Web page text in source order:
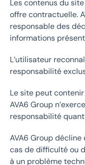
Les contenus du
offre contractuelle.
responsable des
informations
L’utilisateur
responsabilité
Le site peut
AVA6 Group
responsabilité
AVA6 Group
cas de difficulté ou
à un problème